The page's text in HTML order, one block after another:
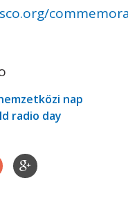
nap
radio day